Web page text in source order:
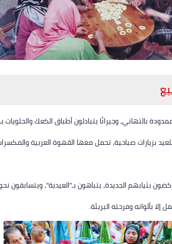
بالتهاني، وجيرانًا يتبادلون أطباق الكعك
بزيارات صباحية، تحمل معها القهوة العربية
بثيابهم الجديدة، يتباهون بـ"العيدية"، ويتسابقون
إلا بألوانه وفرحته البريئة.